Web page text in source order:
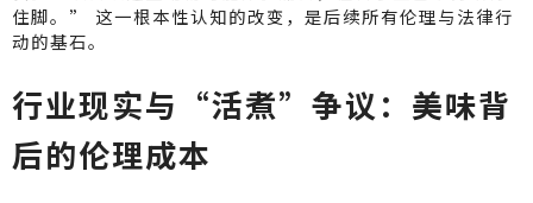
住脚。” 这一根本性认知的改变，是后续所有伦理与法律行
动的基石。
行业现实与“活煮”争议：美味背
后的伦理成本